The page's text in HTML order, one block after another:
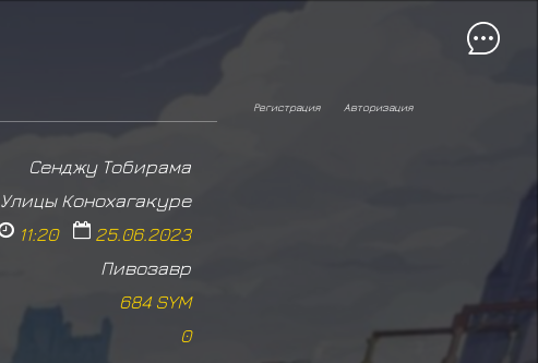
Авторизация
Регистрация
Сенджу Тобирама
Улицы Конохагакуре
11:20 25.06.2023
Пивозавр
684 SYM
0